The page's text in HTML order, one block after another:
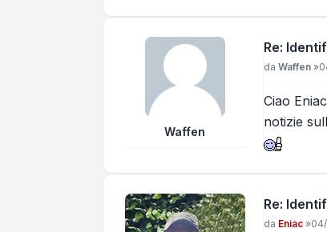
Waffen
Re:
Messaggio
da Waffen »
Ciao
notizie
Re:
Messaggio
da Eniac »